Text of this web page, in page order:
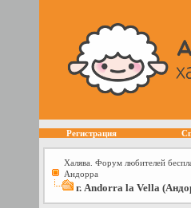
Регистрация
Халява. Форум любителей
Андорра
г. Andorra la Vella